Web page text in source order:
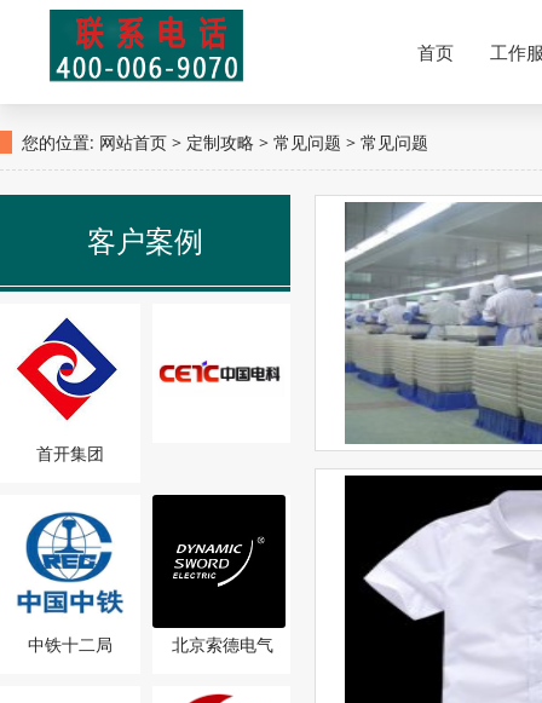
北京五洲之星服装有限公司专业从事高档西装、卫衣、冲锋衣、Polo衫、医用防护
首页 工作
您的位置: 网站首页 > 定制攻略 > 常见问题 > 常见问题
客户案例
首开集团
中铁十二局 北京索德电气